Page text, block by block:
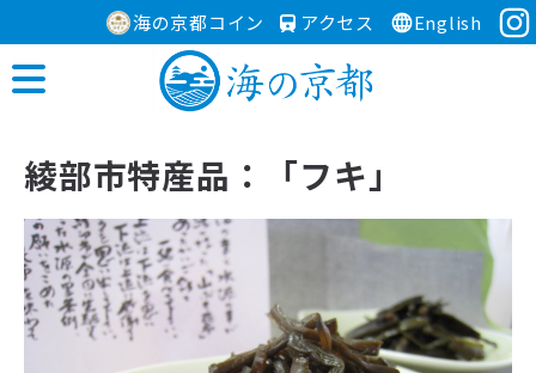
海の京都コイン アクセス English
綾部市特産品：「フキ」